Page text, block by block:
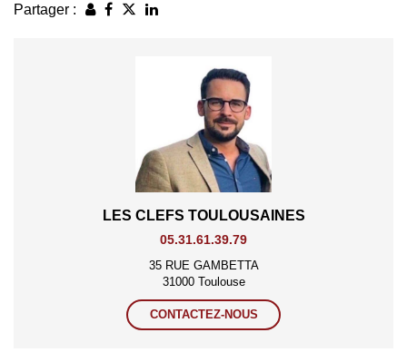
Partager :
LES CLEFS TOULOUSAINES
05.31.61.39.79
35 RUE GAMBETTA
31000 Toulouse
CONTACTEZ-NOUS